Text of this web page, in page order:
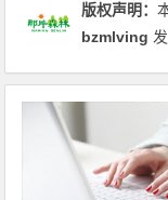
版权声明：
bzmlving